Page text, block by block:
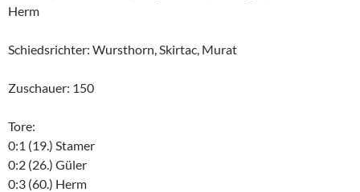
Herm
Schiedsrichter: Wursthorn, Skirtac, Murat
Zuschauer: 150
Tore:
0:1 (19.) Stamer
0:2 (26.) Güler
0:3 (60.) Herm